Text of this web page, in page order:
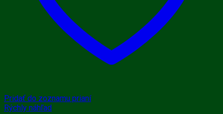
Pridať do zoznamu prianí
Rýchly náhľad